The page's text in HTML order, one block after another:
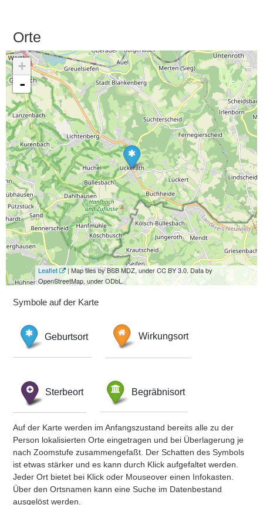
Orte
+
-
Leaflet
| Map tiles by BSB MDZ, under CC BY 3.0. Data by
OpenStreetMap, under ODbL.
Symbole auf der Karte
Geburtsort Wirkungsort
Sterbeort Begräbnisort
Auf der Karte werden im Anfangszustand bereits alle zu der
Person lokalisierten Orte eingetragen und bei Überlagerung je
nach Zoomstufe zusammengefaßt. Der Schatten des Symbols
ist etwas stärker und es kann durch Klick aufgefaltet werden.
Jeder Ort bietet bei Klick oder Mouseover einen Infokasten.
Über den Ortsnamen kann eine Suche im Datenbestand
ausgelöst werden.